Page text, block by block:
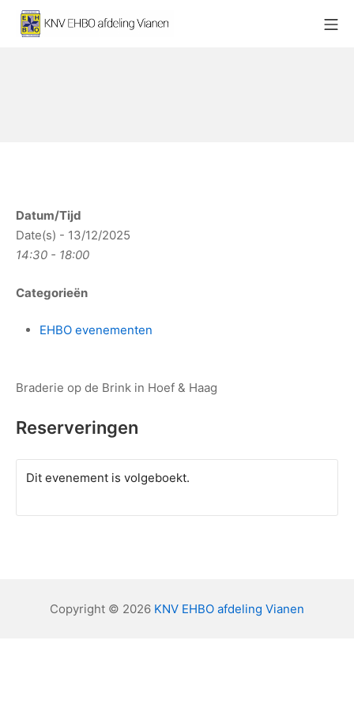
naar
Datum/Tijd
Date(s) - 13/12/2025
14:30 - 18:00
Categorieën
EHBO evenementen
Braderie op de Brink in Hoef & Haag
Reserveringen
Dit evenement is volgeboekt.
Copyright © 2026 KNV EHBO afdeling Vianen